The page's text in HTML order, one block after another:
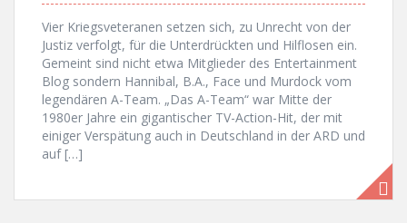
Vier Kriegsveteranen setzen sich, zu Unrecht von der
Justiz verfolgt, für die Unterdrückten und Hilflosen ein.
Gemeint sind nicht etwa Mitglieder des Entertainment
Blog sondern Hannibal, B.A., Face und Murdock vom
legendären A-Team. „Das A-Team“ war Mitte der
1980er Jahre ein gigantischer TV-Action-Hit, der mit
einiger Verspätung auch in Deutschland in der ARD und
auf […]